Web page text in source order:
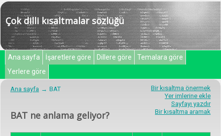
Çok dilli kısaltmalar sözlüğü
Ana sayfa İşaretlere göre Dillere göre
Temalara göre
Yerlere göre
Bir kısaltma önermek
Yer imlerine ekle
Sayfayı yazdır
Bir kısaltma aramak
Ana sayfa BAT
BAT ne anlama geliyor?